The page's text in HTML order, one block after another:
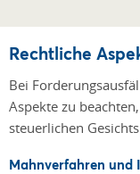
Rechtliche
Bei
Aspekte zu
steuerlichen
Mahnverfahren und